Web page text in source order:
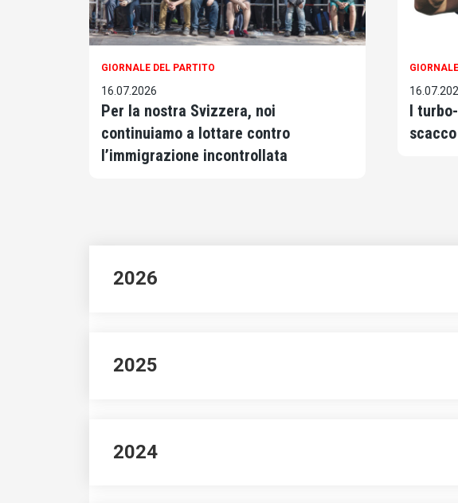
GIORNALE DEL PARTITO
16.07.2026
Per la nostra Svizzera, noi
continuiamo a lottare contro
l’immigrazione incontrollata
I
2026
2025
2024